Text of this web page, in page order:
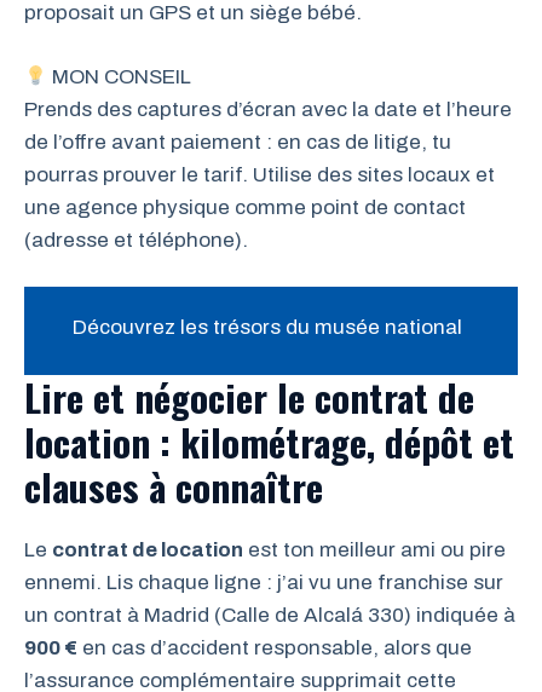
proposait un GPS et un siège bébé.
MON CONSEIL
Prends des captures d’écran avec la date et l’heure
de l’offre avant paiement : en cas de litige, tu
pourras prouver le tarif. Utilise des sites locaux et
une agence physique comme point de contact
(adresse et téléphone).
Découvrez les trésors du musée national
Lire et négocier le contrat de
location : kilométrage, dépôt et
clauses à connaître
Le contrat de location est ton meilleur ami ou pire
ennemi. Lis chaque ligne : j’ai vu une franchise sur
un contrat à Madrid (Calle de Alcalá 330) indiquée à
900 € en cas d’accident responsable, alors que
l’assurance complémentaire supprimait cette